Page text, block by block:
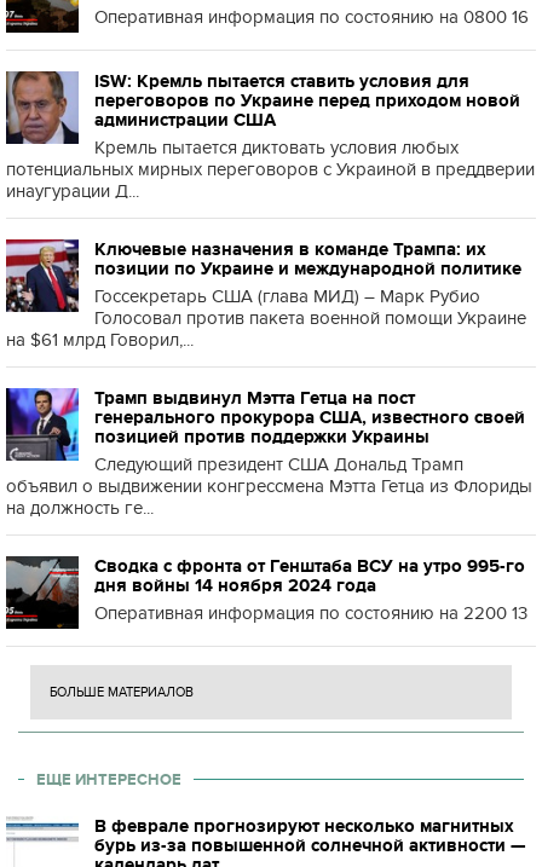
Оперативная информация по состоянию на 0800 16
ISW: Кремль пытается ставить условия для
переговоров по Украине перед приходом новой
администрации США
Кремль пытается диктовать условия любых
потенциальных мирных переговоров с Украиной в преддверии
инаугурации Д...
Ключевые назначения в команде Трампа: их
позиции по Украине и международной политике
Госсекретарь США (глава МИД) – Марк Рубио
Голосовал против пакета военной помощи Украине
на $61 млрд Говорил,...
Трамп выдвинул Мэтта Гетца на пост
генерального прокурора США, известного своей
позицией против поддержки Украины
Следующий президент США Дональд Трамп
объявил о выдвижении конгрессмена Мэтта Гетца из Флориды
на должность ге...
Сводка с фронта от Генштаба ВСУ на утро 995-го
дня войны 14 ноября 2024 года
Оперативная информация по состоянию на 2200 13
БОЛЬШЕ МАТЕРИАЛОВ
ЕЩЕ ИНТЕРЕСНОЕ
В феврале прогнозируют несколько магнитных
бурь из-за повышенной солнечной активности —